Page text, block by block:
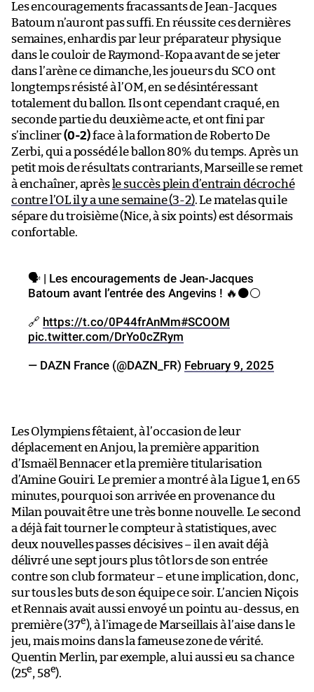
Les encouragements fracassants de Jean-Jacques
Batoum n’auront pas suffi. En réussite ces dernières
semaines, enhardis par leur préparateur physique
dans le couloir de Raymond-Kopa avant de se jeter
dans l’arène ce dimanche, les joueurs du SCO ont
longtemps résisté à l’OM, en se désintéressant
totalement du ballon. Ils ont cependant craqué, en
seconde partie du deuxième acte, et ont fini par
s’incliner(0-2)face à la formation de Roberto De
Zerbi, qui a possédé le ballon 80% du temps. Après un
petit mois de résultats contrariants, Marseille se remet
à enchaîner, après le succès plein d’entrain décroché
contre l’OL il y a une semaine (3-2). Le matelas qui le
sépare du troisième (Nice, à six points) est désormais
confortable.
🗣️ | Les encouragements de Jean-Jacques
Batoum avant l’entrée des Angevins ! 🔥⚫⚪
🔗 https://t.co/0P44frAnMm#SCOOM
pic.twitter.com/DrYo0cZRym
— DAZN France (@DAZN_FR) February 9, 2025
Les Olympiens fêtaient, à l’occasion de leur
déplacement en Anjou, la première apparition
d’Ismaël Bennacer et la première titularisation
d’Amine Gouiri. Le premier a montré à la Ligue 1, en 65
minutes, pourquoi son arrivée en provenance du
Milan pouvait être une très bonne nouvelle. Le second
a déjà fait tourner le compteur à statistiques, avec
deux nouvelles passes décisives – il en avait déjà
délivré une sept jours plus tôt lors de son entrée
contre son club formateur – et une implication, donc,
sur tous les buts de son équipe ce soir. L’ancien Niçois
et Rennais avait aussi envoyé un pointu au-dessus, en
première (37e), à l’image de Marseillais à l’aise dans le
jeu, mais moins dans la fameuse zone de vérité.
Quentin Merlin, par exemple, a lui aussi eu sa chance
(25e, 58e).